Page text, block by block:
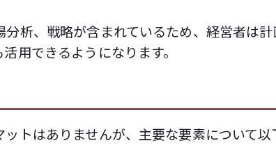
析、戦略が含まれているため、経営者は
用できるようになります。
トはありませんが、主要な要素について